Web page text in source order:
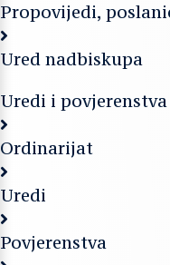
Propovijedi,
Ured nadbiskupa
Uredi i povjerenstva
Ordinarijat
Uredi
Povjerenstva